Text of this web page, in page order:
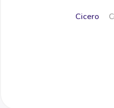
Cicero